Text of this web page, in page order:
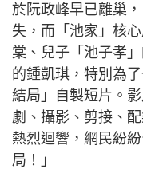
於阮政峰早已離巢
失，而「池家」核
棠、兒子「池子孝
的鍾凱琪，特別為
結局」自製短片。
劇、攝影、剪接、
熱烈迴響，網民紛
局！」